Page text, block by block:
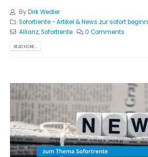
ByDirk Wedler
Sofortrente - Artikel & News zur sofort
Allianz,Sofortrente 0 Comments
READ MORE...